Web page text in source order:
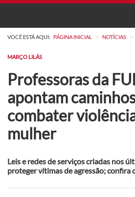
VOCÊ ESTÁ AQUI: PÁGINA INICIAL > NOTÍCIAS >
MARÇO LILÁS
Professoras da
apontam
combater
mulher
Leis e redes de serviços criadas nos
proteger vítimas de agressão; confira